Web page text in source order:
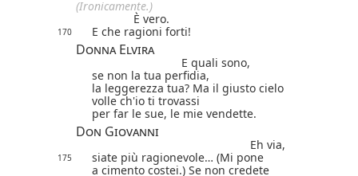
(Ironicamente.)
È vero.
170 E che ragioni forti!
Donna Elvira
E quali sono,
se non la tua perfidia,
la leggerezza tua? Ma il giusto cielo
volle ch'io ti trovassi
per far le sue, le mie vendette.
Don Giovanni
Eh via,
175
siate più ragionevole… (Mi pone
a cimento costei.) Se non credete